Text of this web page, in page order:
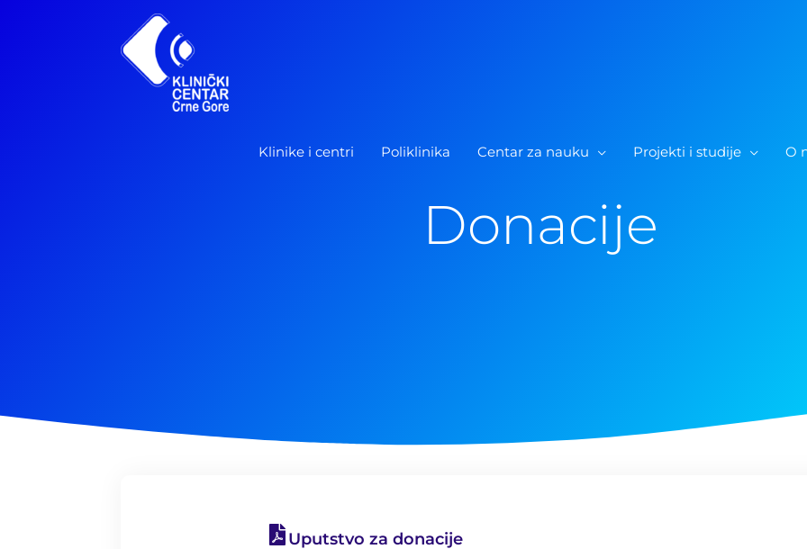
Klinike i centri Poliklinika Centar za nauku Projekti i studije O
Donacije
Uputstvo za donacije